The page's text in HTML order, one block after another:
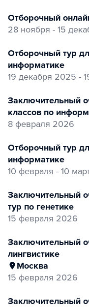
отборочный
28 ноября - 15
Отборочный тур для 6 — 9-х классов по
информатике
19 декабря 2025 -
заключительный очный тур для 6 — 9-х
классов по
8 февраля 2026
Отборочный тур для 10 — 11-х классов по
информатике
10 февраля - 10
заключительный очный этап: теоретический
тур по генетике
15 февраля 2026
заключительный очный этап: первый тур по
лингвистике
Москва
15 февраля 2026
заключительный очный этап: теоретический